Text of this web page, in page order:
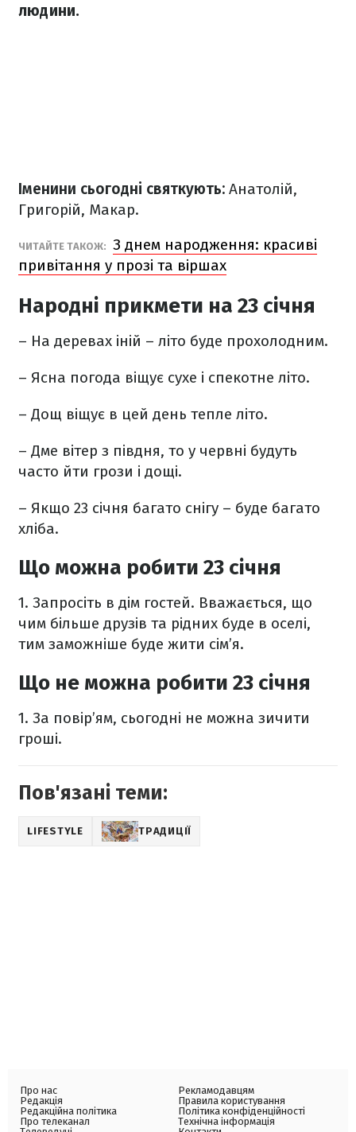
людини.
Іменини сьогодні святкують: Анатолій,
Григорій, Макар.
ЧИТАЙТЕ ТАКОЖ: З днем народження: красиві
привітання у прозі та віршах
Народні прикмети на 23 січня
– На деревах іній – літо буде прохолодним.
– Ясна погода віщує сухе і спекотне літо.
– Дощ віщує в цей день тепле літо.
– Дме вітер з півдня, то у червні будуть
часто йти грози і дощі.
– Якщо 23 січня багато снігу – буде багато
хліба.
Що можна робити 23 січня
1. Запросіть в дім гостей. Вважається, що
чим більше друзів та рідних буде в оселі,
тим заможніше буде жити сім’я.
Що не можна робити 23 січня
1. За повір’ям, сьогодні не можна зичити
гроші.
Пов'язані теми:
LIFESTYLE ТРАДИЦІЇ
Про нас
Редакція
Редакційна політика
Про телеканал
Рекламодавцям
Правила користування
Політика конфіденційності
Технічна інформація